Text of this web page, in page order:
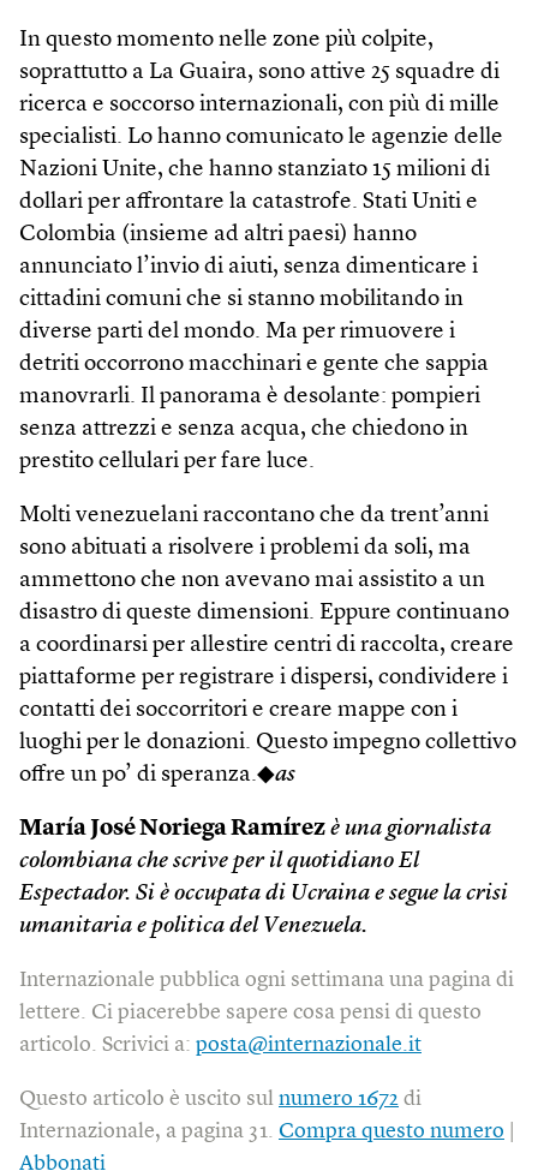
In questo momento nelle zone più colpite,
soprattutto a La Guaira, sono attive 25 squadre di
ricerca e soccorso internazionali, con più di mille
specialisti. Lo hanno comunicato le agenzie delle
Nazioni Unite, che hanno stanziato 15 milioni di
dollari per affrontare la catastrofe. Stati Uniti e
Colombia (insieme ad altri paesi) hanno
annunciato l’invio di aiuti, senza dimenticare i
cittadini comuni che si stanno mobilitando in
diverse parti del mondo. Ma per rimuovere i
detriti occorrono macchinari e gente che sappia
manovrarli. Il panorama è desolante: pompieri
senza attrezzi e senza acqua, che chiedono in
prestito cellulari per fare luce.
Molti venezuelani raccontano che da trent’anni
sono abituati a risolvere i problemi da soli, ma
ammettono che non avevano mai assistito a un
disastro di queste dimensioni. Eppure continuano
a coordinarsi per allestire centri di raccolta, creare
piattaforme per registrare i dispersi, condividere i
contatti dei soccorritori e creare mappe con i
luoghi per le donazioni. Questo impegno collettivo
offre un po’ di speranza.◆as
María José Noriega Ramírez è una giornalista
colombiana che scrive per il quotidiano El
Espectador. Si è occupata di Ucraina e segue la crisi
umanitaria e politica del Venezuela.
Internazionale pubblica ogni settimana una pagina di
lettere. Ci piacerebbe sapere cosa pensi di questo
articolo. Scrivici a: posta@internazionale.it
Questo articolo è uscito sul numero 1672 di
Internazionale, a pagina 31. Compra questo numero
Abbonati